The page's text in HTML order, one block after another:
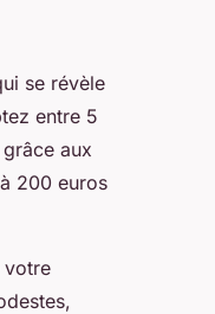
se révèle
entre 5
aux
200 euros
votre